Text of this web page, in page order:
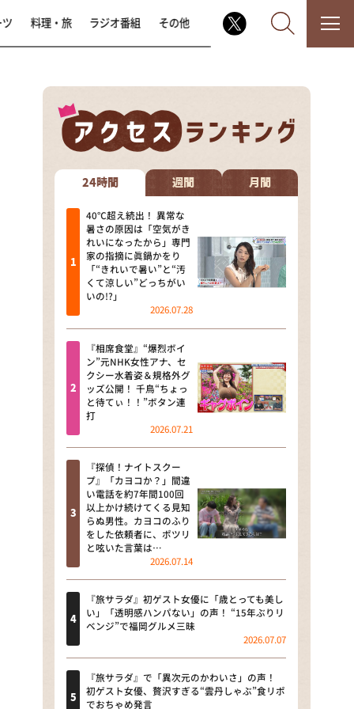
なるみ・岡村の過ぎるTV
相席食堂
これ余談なんですけど・・・
～人生密着トークバラエティ！
～ やすとものいたって真剣です
探偵！ナイトスクープ
news おかえり
河合＆A.B.C-Z塚田×福井アナ
「なんでやねん！？」（news お
かえり）
DAIGOも台所 ～きょうの献立 何
にする？～
本日はダイアンなり！シーズン２
朝だ！生です旅サラダ
教えて！ニュースライブ 正義の
ミカタ
ＬＩＦＥ～夢のカタチ～
新婚さんいらっしゃい！
ザキ山小屋本館
料理・旅 ラジオ番組 その他
24時間 週間 月間
40℃超え続出！ 異常な
暑さの原因は「空気がき
れいになったから」専門
家の指摘に眞鍋かをり
「“きれいで暑い”と“汚
くて涼しい”どっちがい
いの!?」
2026.07.28
『相席食堂』“爆烈ボイ
ン”元NHK女性アナ、セ
クシー水着姿＆規格外グ
ッズ公開！ 千鳥“ちょっ
と待てぃ！！”ボタン連
打
2026.07.21
『探偵！ナイトスクー
プ』「カヨコか？」間違
い電話を約7年間100回
以上かけ続けてくる見知
らぬ男性。カヨコのふり
をした依頼者に、ポツリ
と呟いた言葉は…
2026.07.14
『旅サラダ』初ゲスト女優に「歳とっても美し
い」「透明感ハンパない」の声！ “15年ぶりリ
ベンジ”で福岡グルメ三昧
2026.07.07
『旅サラダ』で「異次元のかわいさ」の声！
初ゲスト女優、贅沢すぎる“雲丹しゃぶ”食リポ
でおちゃめ発言